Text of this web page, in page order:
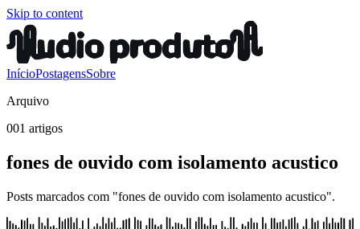
Skip to content
InícioPostagensSobre
Arquivo
001 artigos
fones de ouvido com isolamento acustico
Posts marcados com "fones de ouvido com isolamento acustico".